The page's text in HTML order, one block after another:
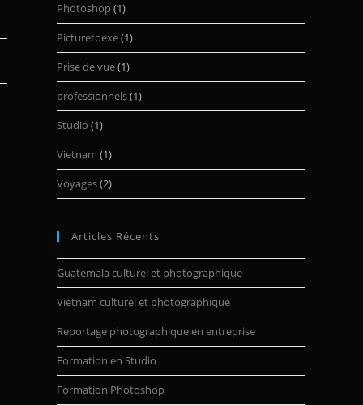
Photoshop(1)
Picturetoexe(1)
Prise de vue(1)
professionnels(1)
Studio (1)
Vietnam (1)
Voyages(2)
Articles Récents
Guatemala culturel et photographique
Vietnam culturel et photographique
Reportage photographique en entreprise
Formation en Studio
Formation Photoshop